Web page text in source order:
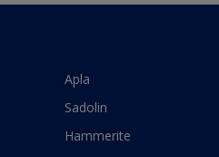
Apla
Sadolin
Hammerite